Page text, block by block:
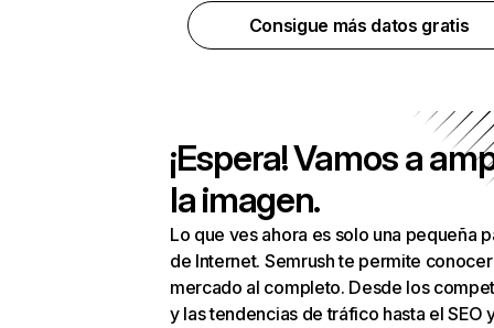
Consigue más datos gratis
¡Espera! Vamos a
la imagen.
Lo que ves ahora es solo una pequeña
de Internet. Semrush te permite
mercado al completo. Desde los
y las tendencias de tráfico hasta el SEO